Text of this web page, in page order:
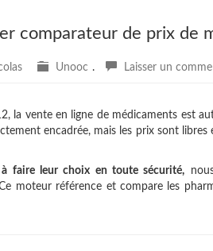
comparateur de prix de
Unooc . Laisser un
la vente en ligne de médicaments est
encadrée, mais les prix sont
faire leur choix en toute sécurité,
moteur référence et compare les